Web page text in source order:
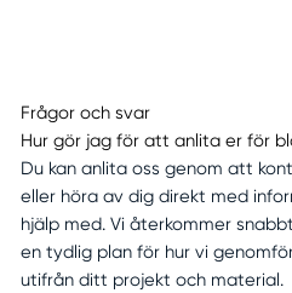
Frågor och svar
Hur gör jag för att anlita er för
Du kan anlita oss genom att
eller höra av dig direkt med
hjälp med. Vi återkommer
en tydlig plan för hur vi
utifrån ditt projekt och material.